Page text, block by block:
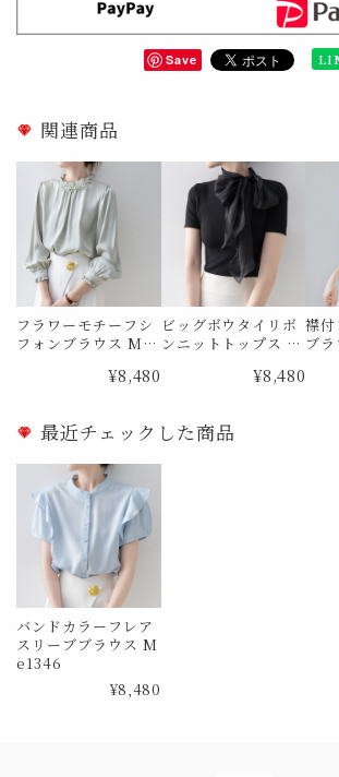
Save
関連商品
フラワーモチーフシ
フォンブラウス Me
¥8,480
ビッグボウタイリボ
ンニットトップス M
¥8,480
襟
ブ
最近チェックした商品
バンドカラーフレア
スリーブブラウス M
e1346
¥8,480